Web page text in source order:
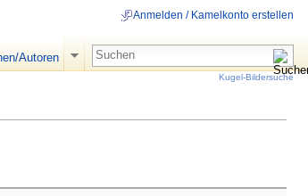
Anmelden / Kamelkonto erstellen
Autoren
Kugel-Bildersuche